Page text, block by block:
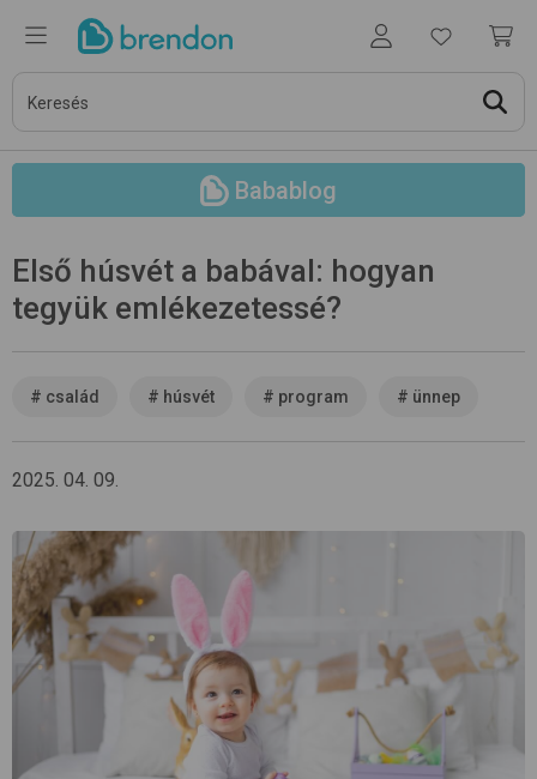
Babablog
Első húsvét a babával: hogyan
tegyük emlékezetessé?
# család # húsvét # program # ünnep
2025. 04. 09.